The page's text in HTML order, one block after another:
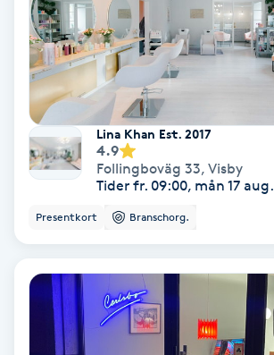
Herrklippning
HIFU
Hollywood Peel
Hot Stone Massage
Hot yoga
Hudföryngring
Huduppstramning
Lina Khan Est. 2017
4.9
Follingboväg 33, Visby
Tider fr. 09:00, mån 17 aug.
Presentkort Branschorg.